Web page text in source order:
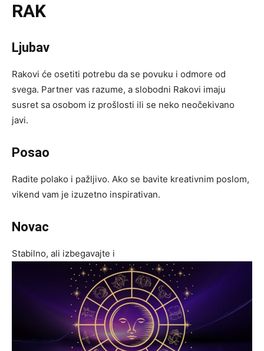
RAK
Ljubav
Rakovi će osetiti potrebu da se povuku i odmore od
svega. Partner vas razume, a slobodni Rakovi imaju
susret sa osobom iz prošlosti ili se neko neočekivano
javi.
Posao
Radite polako i pažljivo. Ako se bavite kreativnim poslom,
vikend vam je izuzetno inspirativan.
Novac
Stabilno, ali izbegavajte i